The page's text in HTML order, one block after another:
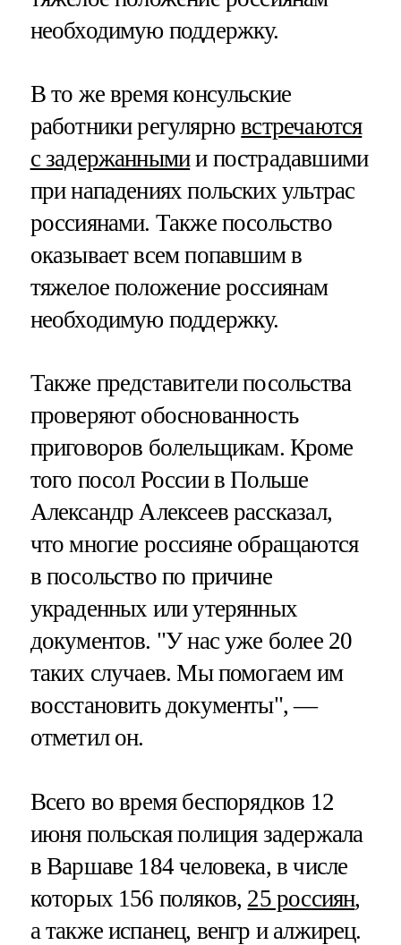
необходимую поддержку.
В то же время консульские
работники регулярновстречаются
с задержаннымии пострадавшими
при нападениях польских ультрас
россиянами. Также посольство
оказывает всем попавшим в
тяжелое положение россиянам
необходимую поддержку.
Также представители посольства
проверяют обоснованность
приговоров болельщикам. Кроме
того посол России в Польше
Александр Алексеев рассказал,
что многие россияне обращаются
в посольство по причине
украденных или утерянных
документов. "У нас уже более 20
таких случаев. Мы помогаем им
восстановить документы", —
отметил он.
Всего во время беспорядков 12
июня польская полиция задержала
в Варшаве 184 человека, в числе
которых 156 поляков, 25 россиян,
а также испанец, венгр и алжирец.